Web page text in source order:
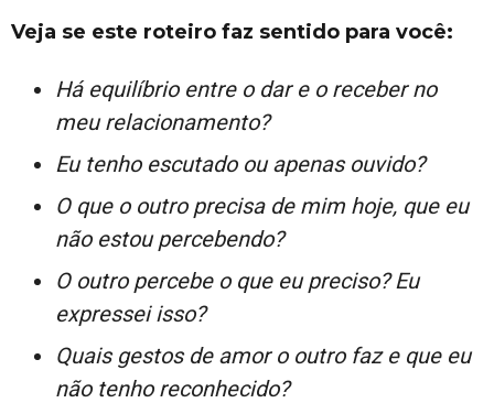
Veja se este roteiro faz sentido para você:
Há equilíbrio entre o dar e o receber no
meu relacionamento?
Eu tenho escutado ou apenas ouvido?
O que o outro precisa de mim hoje, que eu
não estou percebendo?
O outro percebe o que eu preciso? Eu
expressei isso?
Quais gestos de amor o outro faz e que eu
não tenho reconhecido?